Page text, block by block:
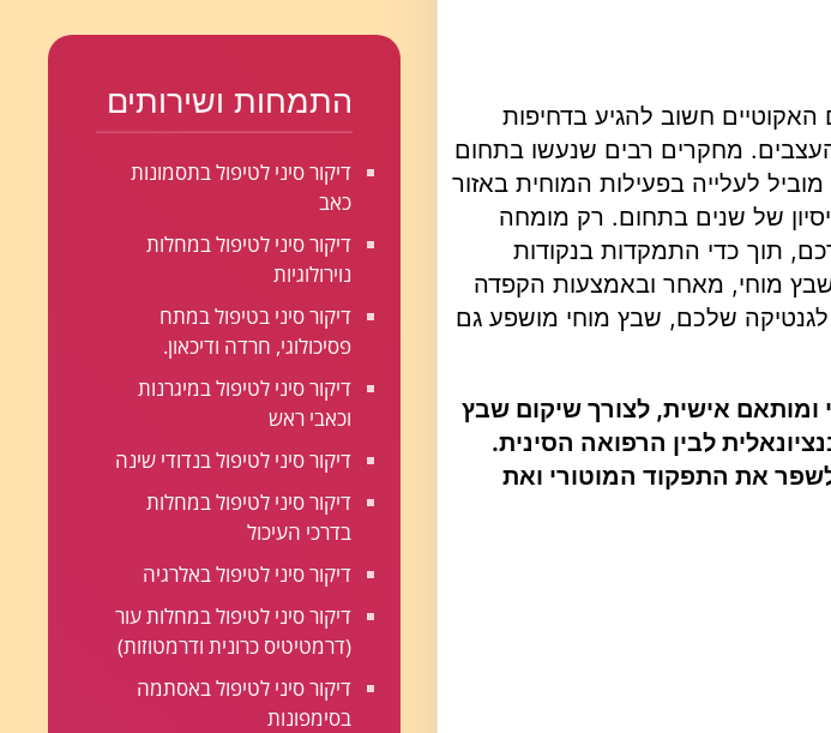
חשוב להגיע בדחיפות
מחקרים רבים שנעשו בתחום
לעלייה בפעילות המוחית באזור
של שנים בתחום. רק מומחה
תוך כדי התמקדות בנקודות
שבץ מוחי, מאחר ובאמצעות הקפדה
לגנטיקה שלכם, שבץ מוחי מושפע גם
ומותאם אישית, לצורך שיקום שבץ
לבין הרפואה הסינית.
את התפקוד המוטורי ואת
התמחות ושירותים
דיקור סיני לטיפול בתסמונות
כאב
דיקור סיני לטיפול במחלות
נוירולוגיות
דיקור סיני בטיפול במתח
פסיכולוגי, חרדה ודיכאון.
דיקור סיני לטיפול במיגרנות
וכאבי ראש
דיקור סיני לטיפול בנדודי שינה
דיקור סיני לטיפול במחלות
בדרכי העיכול
דיקור סיני לטיפול באלרגיה
דיקור סיני לטיפול במחלות עור
(דרמטיטיס כרונית ודרמטוזות)
דיקור סיני לטיפול באסתמה
בסימפונות